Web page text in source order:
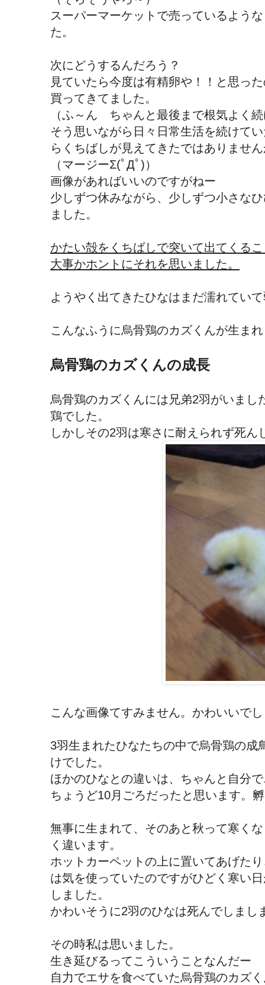
スーパーマーケットで売っているよう
た。
次にどうするんだろう？
見ていたら今度は有精卵や！！と思っ
買ってきてました。
（ふ～ん ちゃんと最後まで根気よく
そう思いながら日々日常生活を続けて
らくちばしが見えてきたではありませ
（マージーΣ(ﾟДﾟ)）
画像があればいいのですがねー
少しずつ休みながら、少しずつ小さな
ました。
かたい殻をくちばしで突いて出てくる
大事かホントにそれを思いました。
ようやく出てきたひなはまだ濡れてい
こんなふうに烏骨鶏のカズくんが生ま
烏骨鶏のカズくんの成長
烏骨鶏のカズくんには兄弟2羽がいまし
鶏でした。
しかしその2羽は寒さに耐えられず死ん
こんな画像てすみません。かわいいで
3羽生まれたひなたちの中で烏骨鶏の成
けでした。
ほかのひなとの違いは、ちゃんと自分
ちょうど10月ごろだったと思います。
無事に生まれて、そのあと秋って寒く
く違います。
ホットカーペットの上に置いてあげた
は気を使っていたのですがひどく寒い
しました。
かわいそうに2羽のひなは死んでしまし
その時私は思いました。
生き延びるってこういうことなんだー
自力でエサを食べていた烏骨鶏のカズ